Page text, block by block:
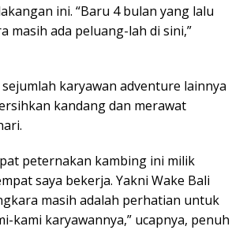
ini. “Baru 4 bulan yang lalu
masih ada peluang-lah di sini,”
karyawan adventure lainnya
kandang dan merawat
peternakan kambing ini milik
saya bekerja. Yakni Wake Bali
masih adalah perhatian untuk
kami karyawannya,” ucapnya, penuh